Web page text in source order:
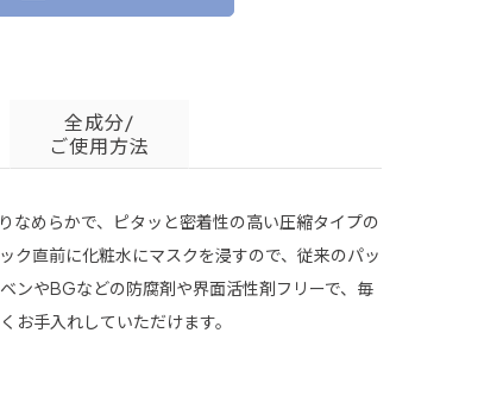
全成分/
ご使用方法
なめらかで、ピタッと密着性の高い圧縮タイプの
ク直前に化粧水にマスクを浸すので、従来のパッ
ンやBGなどの防腐剤や界面活性剤フリーで、毎
お手入れしていただけます。